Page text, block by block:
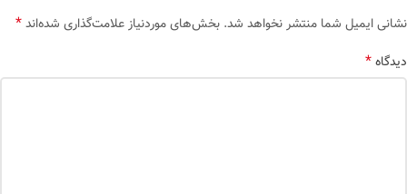
نشانی ایمیل شما منتشر نخواهد شد. بخش‌های موردنیاز علامت‌گذاری شده‌اند*
دیدگاه*